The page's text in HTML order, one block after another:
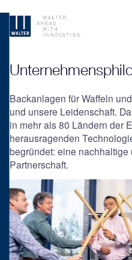
Backanlagen für Waffeln
und unsere Leidenschaft.
in mehr als 80 Ländern der
herausragenden
begründet: eine
Partnerschaft.